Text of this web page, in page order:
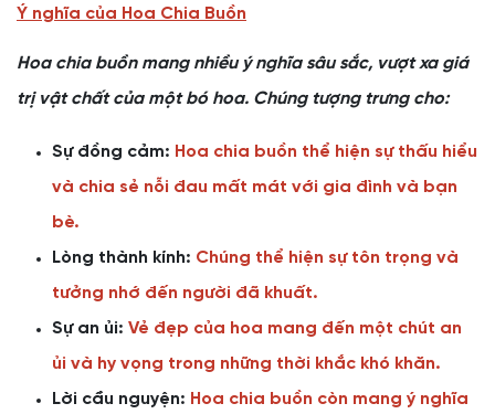
Ý nghĩa của Hoa Chia Buồn
Hoa chia buồn mang nhiều ý nghĩa sâu sắc, vượt xa giá
trị vật chất của một bó hoa. Chúng tượng trưng cho:
Sự đồng cảm: Hoa chia buồn thể hiện sự thấu hiểu
và chia sẻ nỗi đau mất mát với gia đình và bạn
bè.
Lòng thành kính: Chúng thể hiện sự tôn trọng và
tưởng nhớ đến người đã khuất.
Sự an ủi: Vẻ đẹp của hoa mang đến một chút an
ủi và hy vọng trong những thời khắc khó khăn.
Lời cầu nguyện: Hoa chia buồn còn mang ý nghĩa